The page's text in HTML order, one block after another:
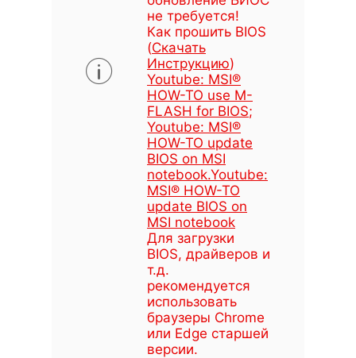
не требуется!
Как прошить BIOS
(Скачать
Инструкцию)
Youtube: MSI®
HOW-TO use M-
FLASH for BIOS;
Youtube: MSI®
HOW-TO update
BIOS on MSI
notebook.Youtube:
MSI® HOW-TO
update BIOS on
MSI notebook
Для загрузки
BIOS, драйверов и
т.д.
рекомендуется
использовать
браузеры Chrome
или Edge старшей
версии.